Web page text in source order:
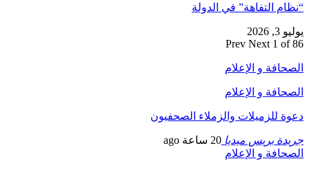
“نظام التفاهة” في الدولة
يوليو 3, 2026
Prev Next 1 of 86
الصحافة و الإعلام
الصحافة و الإعلام
دعوة للزميلات والزملاء الصحفيون
جريدة بريس ميديا 20 ساعة ago
الصحافة و الإعلام